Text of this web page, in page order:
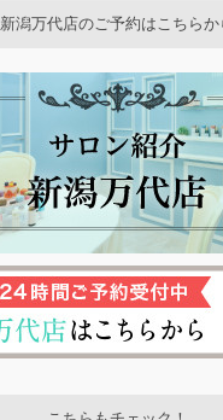
新潟万代店のご予約はこちらか